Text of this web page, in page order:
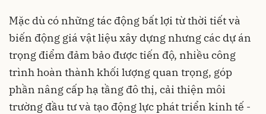
Mặc dù có những tác động bất lợi từ thời tiết và
biến động giá vật liệu xây dựng nhưng các dự án
trọng điểm đảm bảo được tiến độ, nhiều công
trình hoàn thành khối lượng quan trọng, góp
phần nâng cấp hạ tầng đô thị, cải thiện môi
trường đầu tư và tạo động lực phát triển kinh tế -